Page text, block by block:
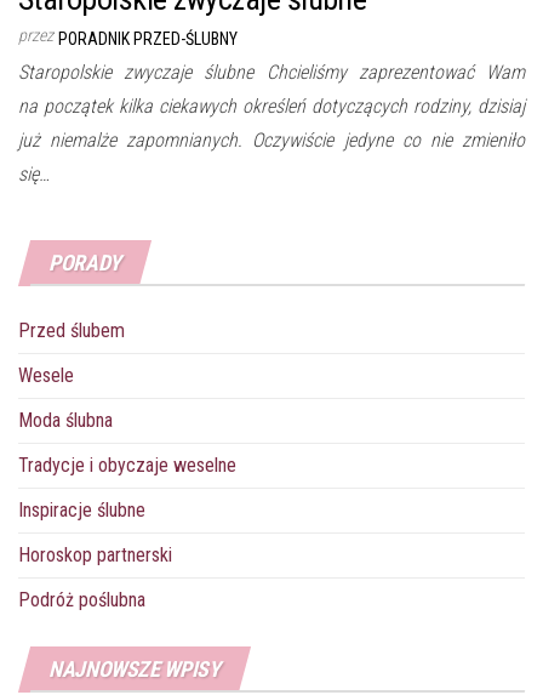
przez PORADNIK PRZED-ŚLUBNY
Staropolskie zwyczaje ślubne Chcieliśmy zaprezentować Wam
na początek kilka ciekawych określeń dotyczących rodziny, dzisiaj
już niemalże zapomnianych. Oczywiście jedyne co nie zmieniło
się…
PORADY
Przed ślubem
Wesele
Moda ślubna
Tradycje i obyczaje weselne
Inspiracje ślubne
Horoskop partnerski
Podróż poślubna
NAJNOWSZE WPISY